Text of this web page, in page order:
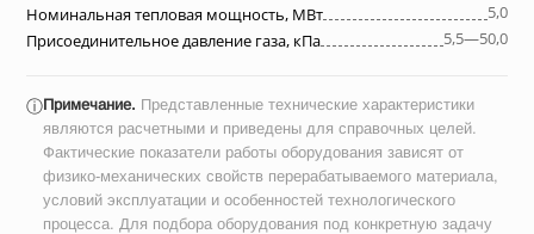
Номинальная тепловая мощность, МВт
5,0
Присоединительное давление газа, кПа
5,5—50,0
ⓘПримечание. Представленные технические характеристики
являются расчетными и приведены для справочных целей.
Фактические показатели работы оборудования зависят от
физико-механических свойств перерабатываемого материала,
условий эксплуатации и особенностей технологического
процесса. Для подбора оборудования под конкретную задачу